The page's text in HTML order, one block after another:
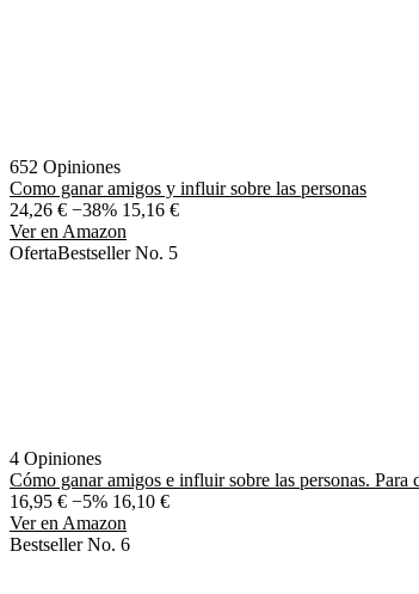
652 Opiniones
Como ganar amigos y influir sobre las personas
24,26 € −38% 15,16 €
Ver en Amazon
OfertaBestseller No. 5
4 Opiniones
Cómo ganar amigos e influir sobre las personas.
16,95 € −5% 16,10 €
Ver en Amazon
Bestseller No. 6